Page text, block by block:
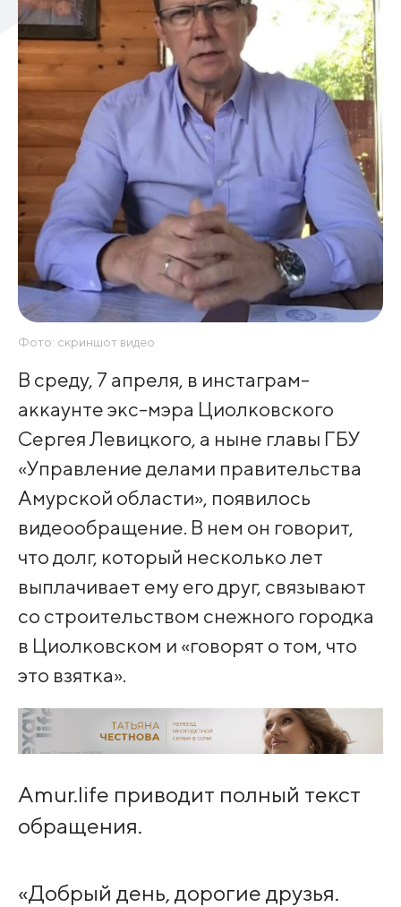
Фото: скриншот видео
В среду, 7 апреля, в инстаграм-
аккаунте экс-мэра Циолковского
Сергея Левицкого, а ныне главы ГБУ
«Управление делами правительства
Амурской области», появилось
видеообращение. В нем он говорит,
что долг, который несколько лет
выплачивает ему его друг, связывают
со строительством снежного городка
в Циолковском и «говорят о том, что
это взятка».
Amur.life приводит полный текст
обращения.
«Добрый день, дорогие друзья.